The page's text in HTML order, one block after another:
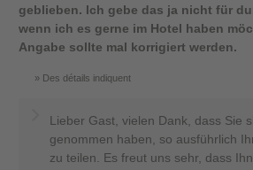
geblieben. Ich gebe das ja nicht für
wenn ich es gerne im Hotel haben
Angabe sollte mal korrigiert werden.
Des détails indiquent
Lieber Gast, vielen Dank, dass Sie
genommen haben, so ausführlich
zu teilen. Es freut uns sehr, dass